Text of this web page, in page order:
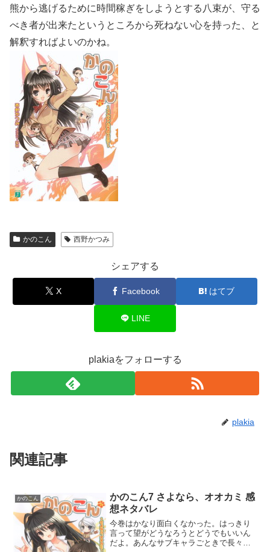
熊から逃げるために時間稼ぎをしようとする八束が、守る
べき者が出来たというところから死ねない心を持った、と
解釈すればよいのかね。
かのこん 西野かつみ
シェアする
X Facebook はてブ
LINE
plakiaをフォローする
plakia
関連記事
かのこん
かのこん7 さよなら、オオカミ 感
想ネタバレ
今巻はかなり面白くなかった。はっきり
言って望がどうなろうとどうでもいいん
だよ。あんなサブキャラごときで長々と